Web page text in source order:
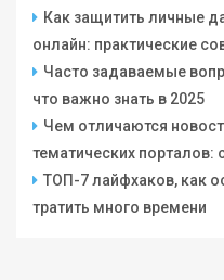
Как защитить личные
онлайн: практические
Часто задаваемые
что важно знать в 2025
Чем отличаются
тематических порталов:
ТОП-7 лайфхаков, как
тратить много времени